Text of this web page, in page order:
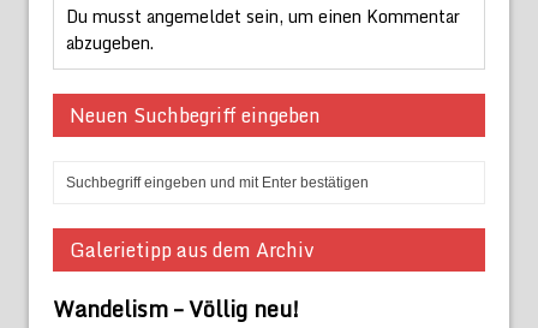
Du musst angemeldet sein, um einen Kommentar
abzugeben.
Neuen Suchbegriff eingeben
Galerietipp aus dem Archiv
Wandelism – Völlig neu!